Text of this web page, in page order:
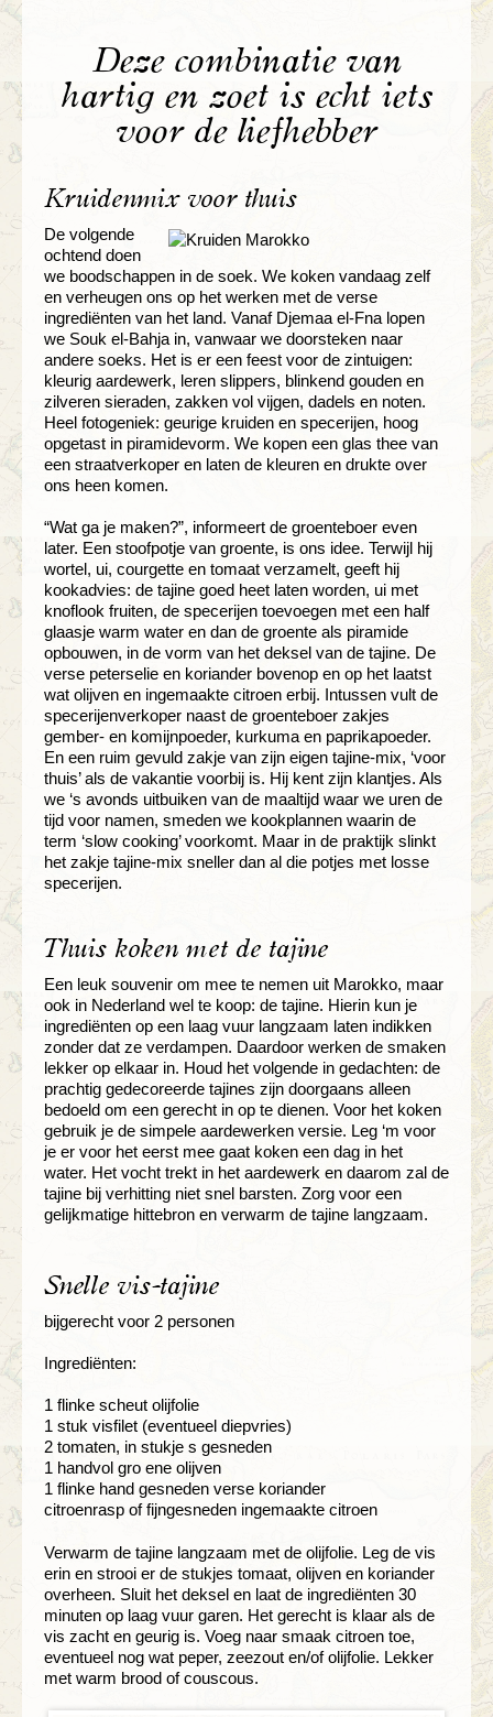
Deze combinatie van
hartig en zoet is echt iets
voor de liefhebber
Kruidenmix voor thuis
De volgende
ochtend doen
we boodschappen in de soek. We koken vandaag zelf
en verheugen ons op het werken met de verse
ingrediënten van het land. Vanaf Djemaa el-Fna lopen
we Souk el-Bahja in, vanwaar we doorsteken naar
andere soeks. Het is er een feest voor de zintuigen:
kleurig aardewerk, leren slippers, blinkend gouden en
zilveren sieraden, zakken vol vijgen, dadels en noten.
Heel fotogeniek: geurige kruiden en specerijen, hoog
opgetast in piramidevorm. We kopen een glas thee van
een straatverkoper en laten de kleuren en drukte over
ons heen komen.
“Wat ga je maken?”, informeert de groenteboer even
later. Een stoofpotje van groente, is ons idee. Terwijl hij
wortel, ui, courgette en tomaat verzamelt, geeft hij
kookadvies: de tajine goed heet laten worden, ui met
knoflook fruiten, de specerijen toevoegen met een half
glaasje warm water en dan de groente als piramide
opbouwen, in de vorm van het deksel van de tajine. De
verse peterselie en koriander bovenop en op het laatst
wat olijven en ingemaakte citroen erbij. Intussen vult de
specerijenverkoper naast de groenteboer zakjes
gember- en komijnpoeder, kurkuma en paprikapoeder.
En een ruim gevuld zakje van zijn eigen tajine-mix, ‘voor
thuis’ als de vakantie voorbij is. Hij kent zijn klantjes. Als
we ‘s avonds uitbuiken van de maaltijd waar we uren de
tijd voor namen, smeden we kookplannen waarin de
term ‘slow cooking’ voorkomt. Maar in de praktijk slinkt
het zakje tajine-mix sneller dan al die potjes met losse
specerijen.
Thuis koken met de tajine
Een leuk souvenir om mee te nemen uit Marokko, maar
ook in Nederland wel te koop: de tajine. Hierin kun je
ingrediënten op een laag vuur langzaam laten indikken
zonder dat ze verdampen. Daardoor werken de smaken
lekker op elkaar in. Houd het volgende in gedachten: de
prachtig gedecoreerde tajines zijn doorgaans alleen
bedoeld om een gerecht in op te dienen. Voor het koken
gebruik je de simpele aardewerken versie. Leg ‘m voor
je er voor het eerst mee gaat koken een dag in het
water. Het vocht trekt in het aardewerk en daarom zal de
tajine bij verhitting niet snel barsten. Zorg voor een
gelijkmatige hittebron en verwarm de tajine langzaam.
Snelle vis-tajine
bijgerecht voor 2 personen
Ingrediënten:
1 flinke scheut olijfolie
1 stuk visfilet (eventueel diepvries)
2 tomaten, in stukje s gesneden
1 handvol gro ene olijven
1 flinke hand gesneden verse koriander
citroenrasp of fijngesneden ingemaakte citroen
Verwarm de tajine langzaam met de olijfolie. Leg de vis
erin en strooi er de stukjes tomaat, olijven en koriander
overheen. Sluit het deksel en laat de ingrediënten 30
minuten op laag vuur garen. Het gerecht is klaar als de
vis zacht en geurig is. Voeg naar smaak citroen toe,
eventueel nog wat peper, zeezout en/of olijfolie. Lekker
met warm brood of couscous.